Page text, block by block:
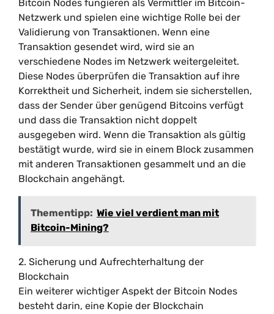
Bitcoin Nodes fungieren als Vermittler im Bitcoin-
Netzwerk und spielen eine wichtige Rolle bei der
Validierung von Transaktionen. Wenn eine
Transaktion gesendet wird, wird sie an
verschiedene Nodes im Netzwerk weitergeleitet.
Diese Nodes überprüfen die Transaktion auf ihre
Korrektheit und Sicherheit, indem sie sicherstellen,
dass der Sender über genügend Bitcoins verfügt
und dass die Transaktion nicht doppelt
ausgegeben wird. Wenn die Transaktion als gültig
bestätigt wurde, wird sie in einem Block zusammen
mit anderen Transaktionen gesammelt und an die
Blockchain angehängt.
Thementipp: Wie viel verdient man mit
Bitcoin-Mining?
2. Sicherung und Aufrechterhaltung der
Blockchain
Ein weiterer wichtiger Aspekt der Bitcoin Nodes
besteht darin, eine Kopie der Blockchain